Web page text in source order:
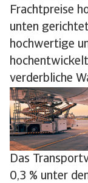
Frachtpreise
unten
hochwertige
verderbliche
Das
0,3 % unter